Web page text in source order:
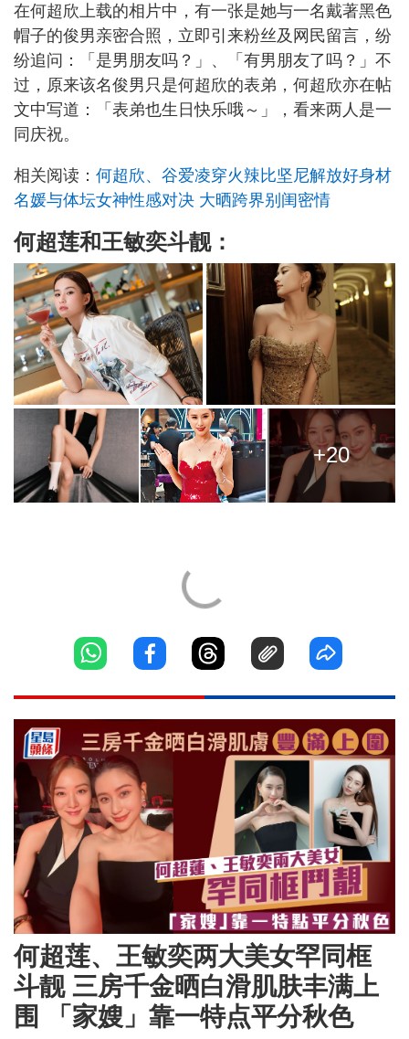
在何超欣上载的相片中，有一张是她与一名戴著黑色
帽子的俊男亲密合照，立即引来粉丝及网民留言，纷
纷追问：「是男朋友吗？」、「有男朋友了吗？」不
过，原来该名俊男只是何超欣的表弟，何超欣亦在帖
文中写道：「表弟也生日快乐哦～」，看来两人是一
同庆祝。
相关阅读： 何超欣、谷爱凌穿火辣比坚尼解放好身材
名媛与体坛女神性感对决 大晒跨界别闺密情
何超莲和王敏奕斗靓：
+20
何超莲、王敏奕两大美女罕同框
斗靓 三房千金晒白滑肌肤丰满上
围 「家嫂」靠一特点平分秋色